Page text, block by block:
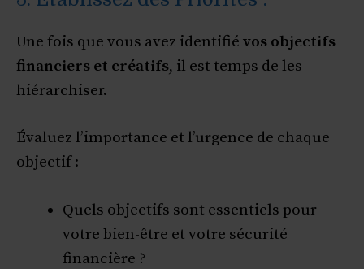
Une fois que vous avez identifié vos objectifs
financiers et créatifs, il est temps de les
hiérarchiser.
Évaluez l’importance et l’urgence de chaque
objectif :
Quels objectifs sont essentiels pour
votre bien-être et votre sécurité
financière ?